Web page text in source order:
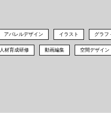
アパレルデザイン イラスト グラフ
人材育成研修 動画編集 空間デザイン